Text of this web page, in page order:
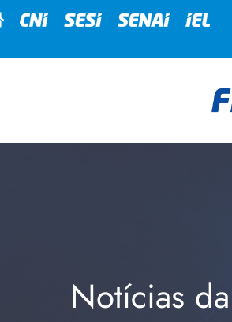
Notícias